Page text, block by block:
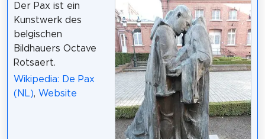
Der Pax ist ein
Kunstwerk des
belgischen
Bildhauers Octave
Rotsaert.
Wikipedia: De Pax
(NL), Website